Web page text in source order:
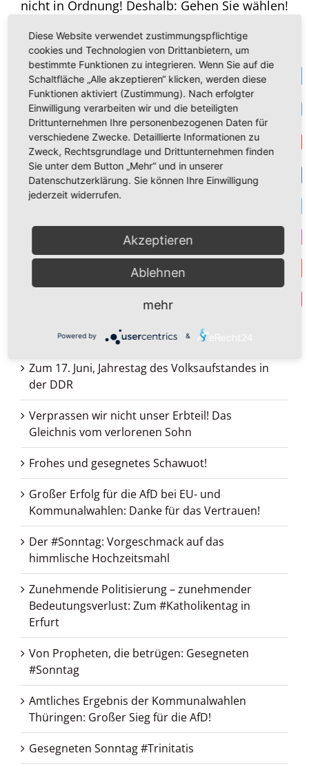
nicht in Ordnung! Deshalb: Gehen Sie wählen!
normales und freies Leben. Für unsere
Kinder!
nach:
Neueste Beiträge
Wir stehen an der Schwelle eines Krieges
barmherzig ist: Gesegneten Sonntag
Zum 17. Juni, Jahrestag des Volksaufstandes in
der DDR
Verprassen wir nicht unser Erbteil! Das
Gleichnis vom verlorenen Sohn
Frohes und gesegnetes Schawuot!
Großer Erfolg für die AfD bei EU- und
Kommunalwahlen: Danke für das Vertrauen!
Der #Sonntag: Vorgeschmack auf das
himmlische Hochzeitsmahl
Zunehmende Politisierung – zunehmender
Bedeutungsverlust: Zum #Katholikentag in
Erfurt
Von Propheten, die betrügen: Gesegneten
#Sonntag
Amtliches Ergebnis der Kommunalwahlen
Thüringen: Großer Sieg für die AfD!
Gesegneten Sonntag #Trinitatis
Diese Website verwendet zustimmungspflichtige
cookies und Technologien von Drittanbietern, um
bestimmte Funktionen zu integrieren. Wenn Sie auf die
Schaltfläche „Alle akzeptieren“ klicken, werden diese
Funktionen aktiviert (Zustimmung). Nach erfolgter
Einwilligung verarbeiten wir und die beteiligten
Drittunternehmen Ihre personenbezogenen Daten für
verschiedene Zwecke. Detaillierte Informationen zu
Zweck, Rechtsgrundlage und Drittunternehmen finden
Sie unter dem Button „Mehr“ und in unserer
Datenschutzerklärung. Sie können Ihre Einwilligung
jederzeit widerrufen.
Akzeptieren
Ablehnen
mehr
Powered by &